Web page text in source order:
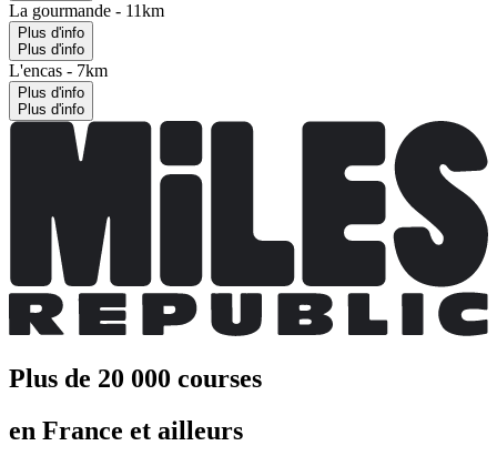
La gourmande - 11km
Plus d'info
Plus d'info
L'encas - 7km
Plus d'info
Plus d'info
Plus de 20 000 courses
en France et ailleurs